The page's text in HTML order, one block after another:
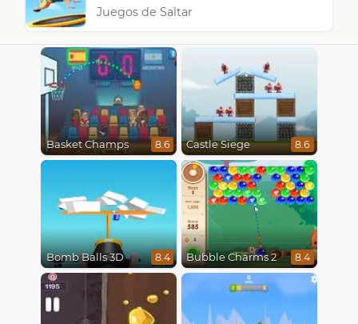
Juegos de Saltar
Basket Champs 8.6 Castle Siege 8.6
Bomb Balls 3D 8.4 Bubble Charms 2 8.4